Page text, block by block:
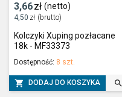
3,66zł (netto)
4,50 zł (brutto)
Kolczyki Xuping pozłacane
18k - MF33373
Dostępność: 8 szt.
 DODAJ DO KOSZYKA 